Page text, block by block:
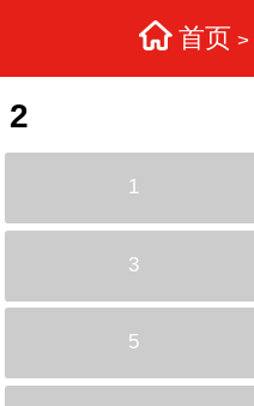
首页 >
2
1
3
5